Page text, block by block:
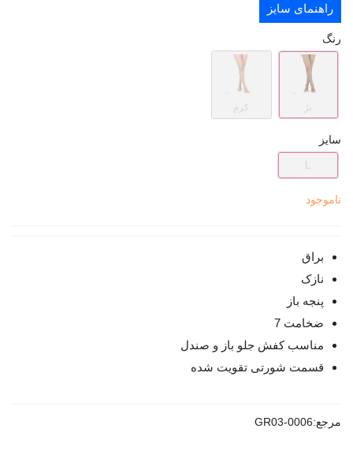
راهنمای سایز
رنگ
بژ کرم
سایز
L
ناموجود
براق
نازک
پنجه باز
ضخامت 7
مناسب کفش جلو باز و صندل
قسمت شورتی تقویت شده
مرجع:GR03-0006